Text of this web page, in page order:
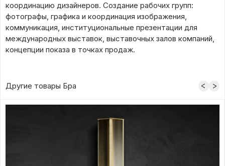
координацию дизайнеров. Создание рабочих групп:
фотографы, графика и координация изображения,
коммуникация, институциональные презентации для
международных выставок, выставочных залов компаний,
концепции показа в точках продаж.
Другие товары Бра